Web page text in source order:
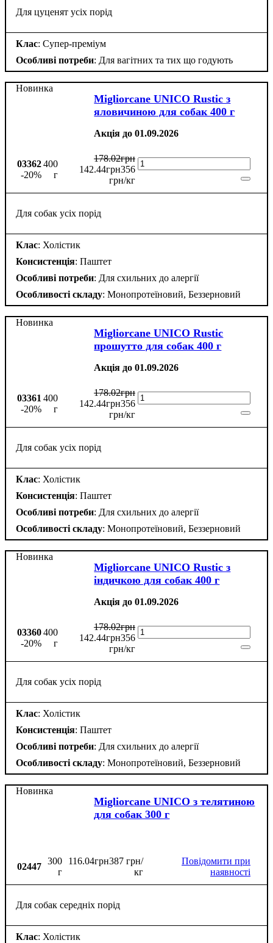
Для цуценят усіх порід
Клас: Супер-преміум
Особливі потреби: Для вагітних та тих що годують
Migliorcane UNICO Rustic з
яловичиною для собак 400 г
Акція до 01.09.2026
Новинка
03362
-20%
400
г
178.02грн
142.44грн356
грн/кг
Для собак усіх порід
Клас: Холістик
Консистенція: Паштет
Особливі потреби: Для схильних до алергії
Особливості складу: Монопротеїновий, Беззерновий
Migliorcane UNICO Rustic
прошутто для собак 400 г
Акція до 01.09.2026
Новинка
03361
-20%
400
г
178.02грн
142.44грн356
грн/кг
Для собак усіх порід
Клас: Холістик
Консистенція: Паштет
Особливі потреби: Для схильних до алергії
Особливості складу: Монопротеїновий, Беззерновий
Migliorcane UNICO Rustic з
індичкою для собак 400 г
Акція до 01.09.2026
Новинка
03360
-20%
400
г
178.02грн
142.44грн356
грн/кг
Для собак усіх порід
Клас: Холістик
Консистенція: Паштет
Особливі потреби: Для схильних до алергії
Особливості складу: Монопротеїновий, Беззерновий
Migliorcane UNICO з телятиною
для собак 300 г
Новинка
02447
300
г
116.04грн387 грн/
кг
Повідомити при
наявності
Для собак середніх порід
Клас: Холістик